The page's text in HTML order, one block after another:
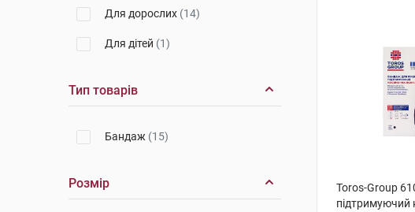
Для дорослих (14)
Для дітей (1)
Тип товарів
Бандаж (15)
Розмір
Toros-Group
підтримуючий